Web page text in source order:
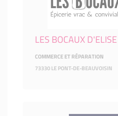
LES BOCAUX D'ELISE
COMMERCE ET RÉPARATION
73330 LE PONT-DE-BEAUVOISIN